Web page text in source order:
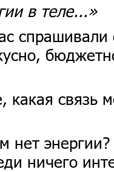
в теле...»
какая связь
нет
ничего